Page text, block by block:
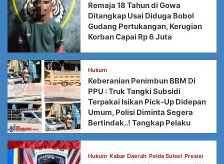
Remaja 18 Tahun di Gowa
Ditangkap Usai Diduga Bobol
Gudang Pertukangan, Kerugian
Korban Capai Rp 6 Juta
Hukum
Keberanian Penimbun BBM Di
PPU : Truk Tangki Subsidi
Terpakai Isikan Pick-Up Didepan
Umum, Polisi Diminta Segera
Bertindak..! Tangkap Pelaku
Hukum Kabar Daerah Polda Sulsel Presisi